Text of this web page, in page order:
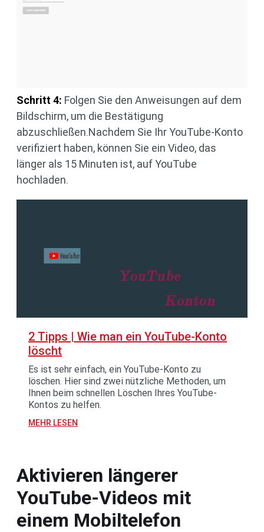
Schritt 4: Folgen Sie den Anweisungen auf dem
Bildschirm, um die Bestätigung
abzuschließen.Nachdem Sie Ihr YouTube-Konto
verifiziert haben, können Sie ein Video, das
länger als 15 Minuten ist, auf YouTube
hochladen.
2 Tipps | Wie man ein YouTube-Konto
löscht
Es ist sehr einfach, ein YouTube-Konto zu
löschen. Hier sind zwei nützliche Methoden, um
Ihnen beim schnellen Löschen Ihres YouTube-
Kontos zu helfen.
MEHR LESEN
Aktivieren längerer
YouTube-Videos mit
einem Mobiltelefon